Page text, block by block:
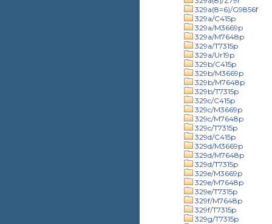
329a(8=6)/G9856f
329a/C415p
329a/M3669p
329a/M7648p
329a/T7315p
329a/Ur19p
329b/C415p
329b/M3669p
329b/M7648p
329b/T7315p
329c/C415p
329c/M3669p
329c/M7648p
329c/T7315p
329d/C415p
329d/M3669p
329d/M7648p
329d/T7315p
329e/M3669p
329e/M7648p
329e/T7315p
329f/M7648p
329f/T7315p
329g/T7315p